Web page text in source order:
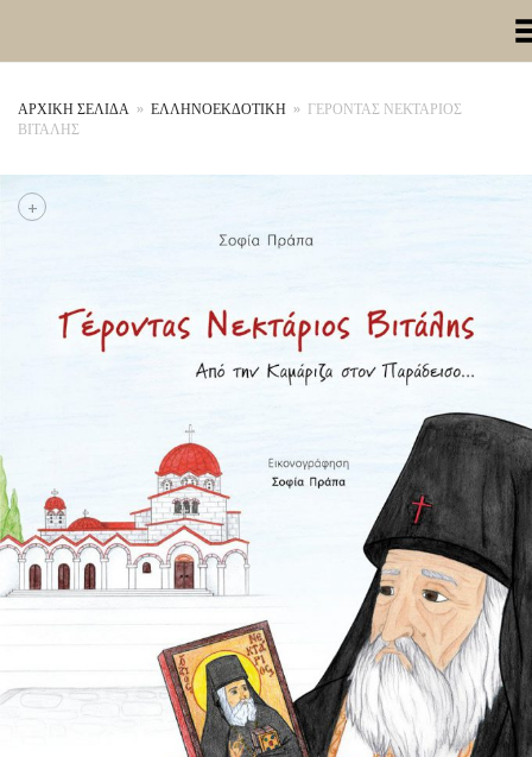
Toggle
ΑΡΧΙΚΉ ΣΕΛΊΔΑ » ΕΛΛΗΝΟΕΚΔΟΤΙΚΗ » ΓΕΡΟΝΤΑΣ ΝΕΚΤΑΡΙΟΣ
ΒΙΤΑΛΗΣ
+